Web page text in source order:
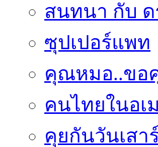
สนทนา กับ
ซุปเปอร์แพท
คุณหมอ..ขอ
คนไทยในอเ
คุยกันวันเสา